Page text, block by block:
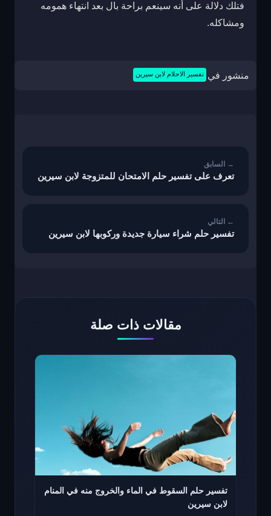
فتلك دلالة على أنه سينعم براحة بال بعد انتهاء همومه
ومشاكله.
منشور في تفسير الاحلام لابن سيرين
تعرف على تفسير حلم الامتحان للمتزوجة لابن سيرين
تفسير حلم شراء سيارة جديدة وركوبها لابن سيرين
مقالات ذات صلة
تفسير حلم السقوط في الماء والخروج منه في المنام
لابن سيرين